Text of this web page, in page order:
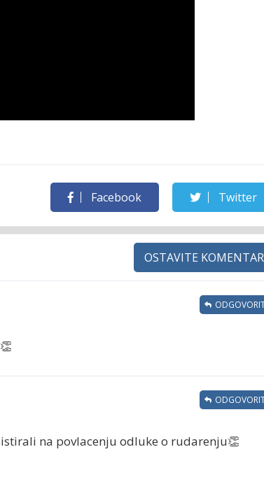
Facebook Twitter
OSTAVITE KOMENTAR
na povlacenju odluke o rudarenju👏